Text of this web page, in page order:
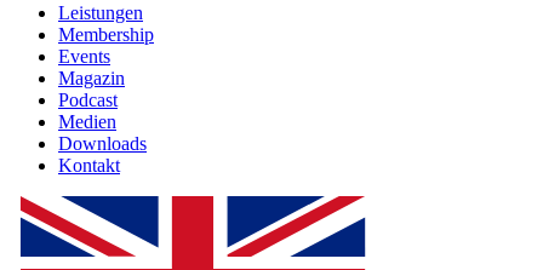
Leistungen
Membership
Events
Magazin
Podcast
Medien
Downloads
Kontakt